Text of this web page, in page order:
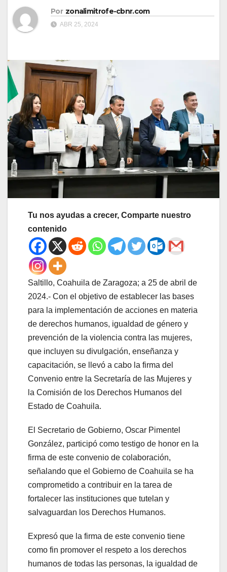
Por zonalimitrofe-cbnr.com
ABR 25, 2024
Tu nos ayudas a crecer, Comparte nuestro
contenido
Saltillo, Coahuila de Zaragoza; a 25 de abril de
2024.- Con el objetivo de establecer las bases
para la implementación de acciones en materia
de derechos humanos, igualdad de género y
prevención de la violencia contra las mujeres,
que incluyen su divulgación, enseñanza y
capacitación, se llevó a cabo la firma del
Convenio entre la Secretaría de las Mujeres y
la Comisión de los Derechos Humanos del
Estado de Coahuila.
El Secretario de Gobierno, Oscar Pimentel
González, participó como testigo de honor en la
firma de este convenio de colaboración,
señalando que el Gobierno de Coahuila se ha
comprometido a contribuir en la tarea de
fortalecer las instituciones que tutelan y
salvaguardan los Derechos Humanos.
Expresó que la firma de este convenio tiene
como fin promover el respeto a los derechos
humanos de todas las personas, la igualdad de